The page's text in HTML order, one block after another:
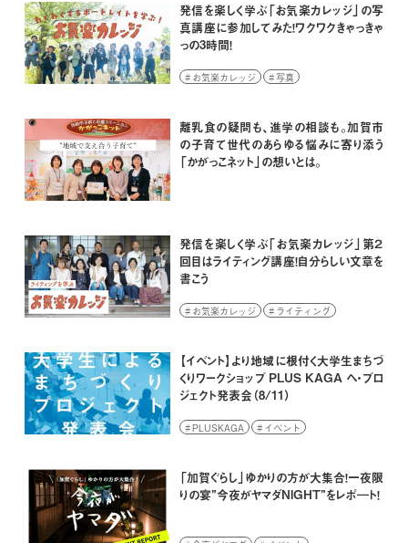
発信を楽しく学ぶ「お気楽カレッジ」の写
真講座に参加してみた！ワクワクきゃっきゃ
っの3時間！
お気楽カレッジ 写真
離乳食の疑問も、進学の相談も。加賀市
の子育て世代のあらゆる悩みに寄り添う
「かがっこネット」の想いとは。
発信を楽しく学ぶ「お気楽カレッジ」第２
回目はライティング講座！自分らしい文章を
書こう
お気楽カレッジ
ライティング
【イベント】より地域に根付く大学生まちづ
くりワークショップ PLUS KAGA へ・プロ
ジェクト発表会（8/11）
PLUSKAGA イベント
「加賀ぐらし」ゆかりの方が大集合！一夜限
りの宴”今夜がヤマダNIGHT”をレポ―ト！